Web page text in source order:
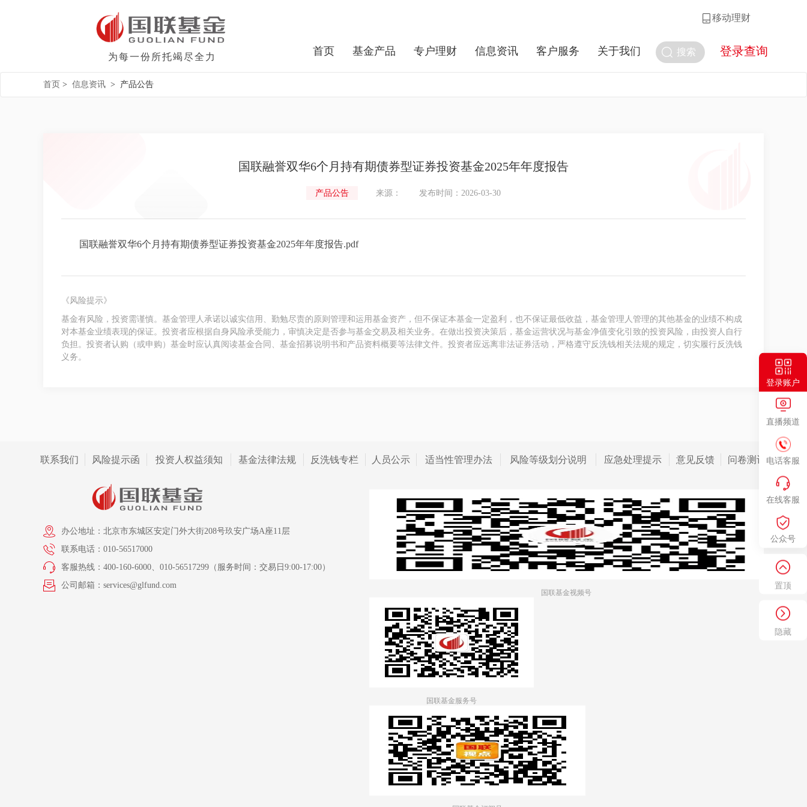
登录账户
直播频道
电话客服
在线客服
公众号
置顶
隐藏
移动理财
为每一份所托竭尽全力 搜索 登录查询
首页 基金产品 专户理财 信息资讯 客户服务 关于我们
首页 > 信息资讯 > 产品公告
国联融誉双华6个月持有期债券型证券投资基金2025年年度报告
产品公告 来源： 发布时间：2026-03-30
国联融誉双华6个月持有期债券型证券投资基金2025年年度报告.pdf
《风险提示》
基金有风险，投资需谨慎。基金管理人承诺以诚实信用、勤勉尽责的原则管理和运用基金资产，但不保证本基金一定盈利，也不保证最低收益，基金管理人管理的其他基金的业绩不构成
对本基金业绩表现的保证。投资者应根据自身风险承受能力，审慎决定是否参与基金交易及相关业务。在做出投资决策后，基金运营状况与基金净值变化引致的投资风险，由投资人自行
负担。投资者认购（或申购）基金时应认真阅读基金合同、基金招募说明书和产品资料概要等法律文件。投资者应远离非法证券活动，严格遵守反洗钱相关法规的规定，切实履行反洗钱
义务。
联系我们 风险提示函 投资人权益须知 基金法律法规 反洗钱专栏 人员公示 适当性管理办法 风险等级划分说明 应急处理提示 意见反馈 问卷测评
办公地址：北京市东城区安定门外大街208号玖安广场A座11层
联系电话：010-56517000
客服热线：400-160-6000、010-56517299（服务时间：交易日9:00-17:00）
公司邮箱：services@glfund.com
国联基金视频号
国联基金服务号